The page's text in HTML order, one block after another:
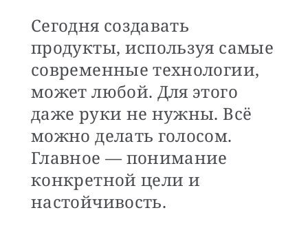
Сегодня создавать
продукты, используя самые
современные технологии,
может любой. Для этого
даже руки не нужны. Всё
можно делать голосом.
Главное — понимание
конкретной цели и
настойчивость.